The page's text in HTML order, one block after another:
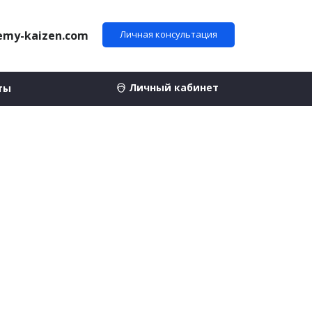
Личная консультация
kaizen.com
Личный кабинет